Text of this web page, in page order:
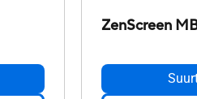
ZenScreen